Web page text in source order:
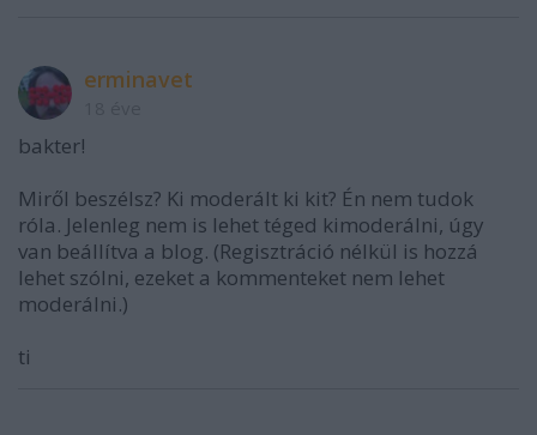
erminavet
bakter!
Miről beszélsz? Ki moderált ki kit? Én nem tudok
róla. Jelenleg nem is lehet téged kimoderálni, úgy
van beállítva a blog. (Regisztráció nélkül is hozzá
lehet szólni, ezeket a kommenteket nem lehet
moderálni.)
ti